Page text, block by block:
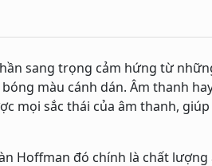
sang trọng cảm hứng từ
màu cánh dán. Âm thanh
mọi sắc thái của âm thanh,
Hoffman đó chính là chất